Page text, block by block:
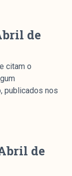
colabore
da
economia e
de Mídia
e é sediado
(IESP) da
(UERJ). O
ou grupos
de
citam o
publicados nos
de